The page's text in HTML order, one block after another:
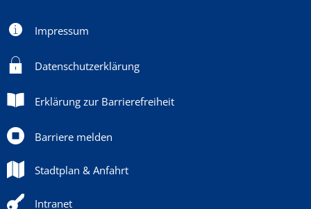
Impressum
Datenschutzerklärung
Erklärung zur Barrierefreiheit
Barriere melden
Stadtplan & Anfahrt
Intranet